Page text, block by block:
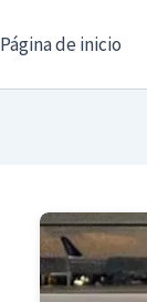
Página de inicio